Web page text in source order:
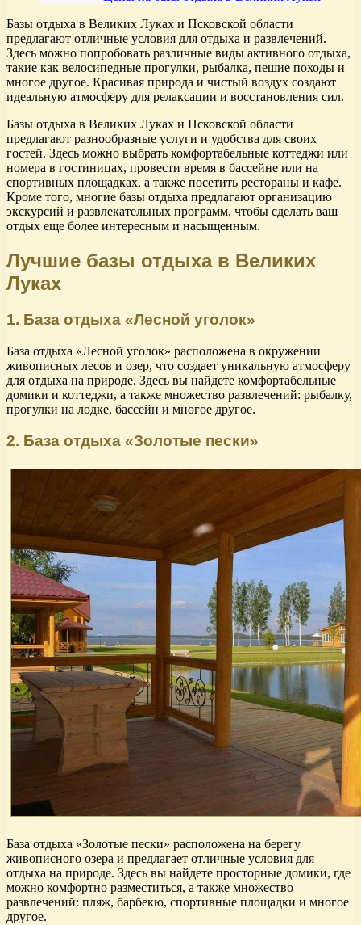
Базы отдыха в Великих Луках и Псковской области
предлагают отличные условия для отдыха и развлечений.
Здесь можно попробовать различные виды активного отдыха,
такие как велосипедные прогулки, рыбалка, пешие походы и
многое другое. Красивая природа и чистый воздух создают
идеальную атмосферу для релаксации и восстановления сил.
Базы отдыха в Великих Луках и Псковской области
предлагают разнообразные услуги и удобства для своих
гостей. Здесь можно выбрать комфортабельные коттеджи или
номера в гостиницах, провести время в бассейне или на
спортивных площадках, а также посетить рестораны и кафе.
Кроме того, многие базы отдыха предлагают организацию
экскурсий и развлекательных программ, чтобы сделать ваш
отдых еще более интересным и насыщенным.
Лучшие базы отдыха в Великих
Луках
1. База отдыха «Лесной уголок»
База отдыха «Лесной уголок» расположена в окружении
живописных лесов и озер, что создает уникальную атмосферу
для отдыха на природе. Здесь вы найдете комфортабельные
домики и коттеджи, а также множество развлечений: рыбалку,
прогулки на лодке, бассейн и многое другое.
2. База отдыха «Золотые пески»
База отдыха «Золотые пески» расположена на берегу
живописного озера и предлагает отличные условия для
отдыха на природе. Здесь вы найдете просторные домики, где
можно комфортно разместиться, а также множество
развлечений: пляж, барбекю, спортивные площадки и многое
другое.